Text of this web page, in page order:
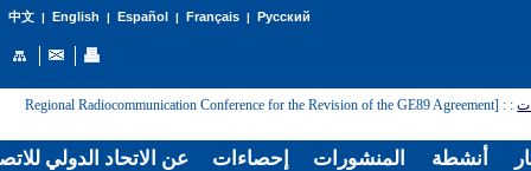
中文| English | Español | Français| Русский
:
: [Regional Radiocommunication Conference for the Revision of the GE89 Agreement
عن الاتحاد الدولي إحصاءات المنشورات أنشطة